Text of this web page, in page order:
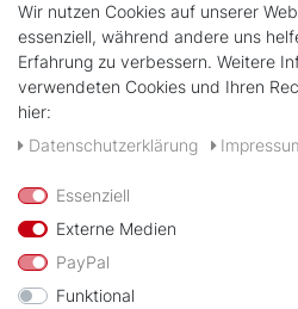
Shop
Kontakt
Rechtliches
Widerrufs­recht
Daten­schutz­erklärung
AGB
Zahlungsarten
Wir nutzen Cookies auf unserer
essenziell, während andere uns
Erfahrung zu verbessern. Weitere
verwendeten Cookies und Ihren
hier:
Daten­schutz­erklärung
Essenziell
Externe Medien
PayPal
Funktional